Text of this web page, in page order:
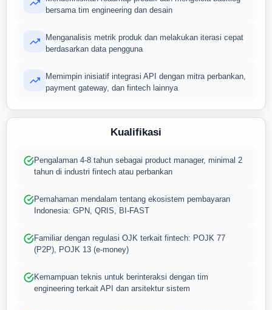
bersama tim engineering dan desain
Menganalisis metrik produk dan melakukan iterasi cepat
berdasarkan data pengguna
Memimpin inisiatif integrasi API dengan mitra perbankan,
payment gateway, dan fintech lainnya
Kualifikasi
Pengalaman 4-8 tahun sebagai product manager, minimal 2
tahun di industri fintech atau perbankan
Pemahaman mendalam tentang ekosistem pembayaran
Indonesia: GPN, QRIS, BI-FAST
Familiar dengan regulasi OJK terkait fintech: POJK 77
(P2P), POJK 13 (e-money)
Kemampuan teknis untuk berinteraksi dengan tim
engineering terkait API dan arsitektur sistem